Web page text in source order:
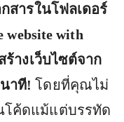
สารในโฟลเดอร์
website with
ร้างเว็บไซต์จาก
าที! โดยที่คุณไม่
โค้ดแม้แต่บรรทัด